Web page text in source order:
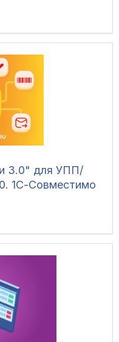
3.0" для УПП/
1С-Совместимо